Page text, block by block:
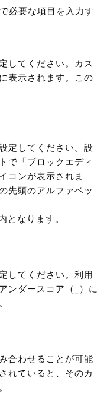
必要な項目を入力す
してください。カス
表示されます。この
定してください。設
で「ブロックエディ
コンが表示されま
先頭のアルファベッ
となります。
してください。利用
ンダースコア（_）に
合わせることが可能
れていると、そのカ